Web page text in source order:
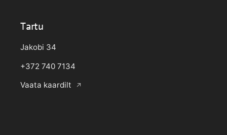
Tartu
Jakobi 34
+372 740 7134
Vaata kaardilt